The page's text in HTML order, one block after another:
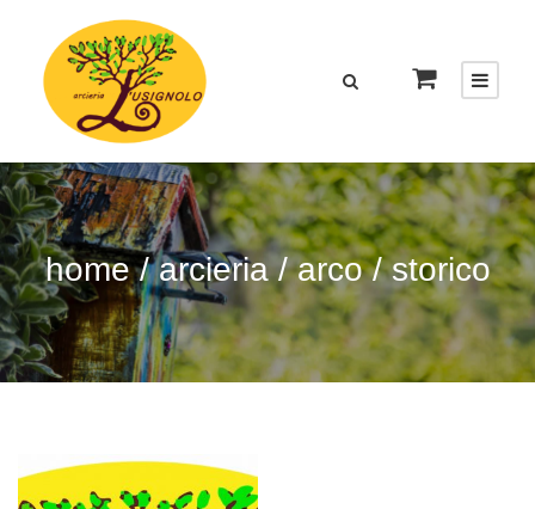
home/arcieria/arco/ storico